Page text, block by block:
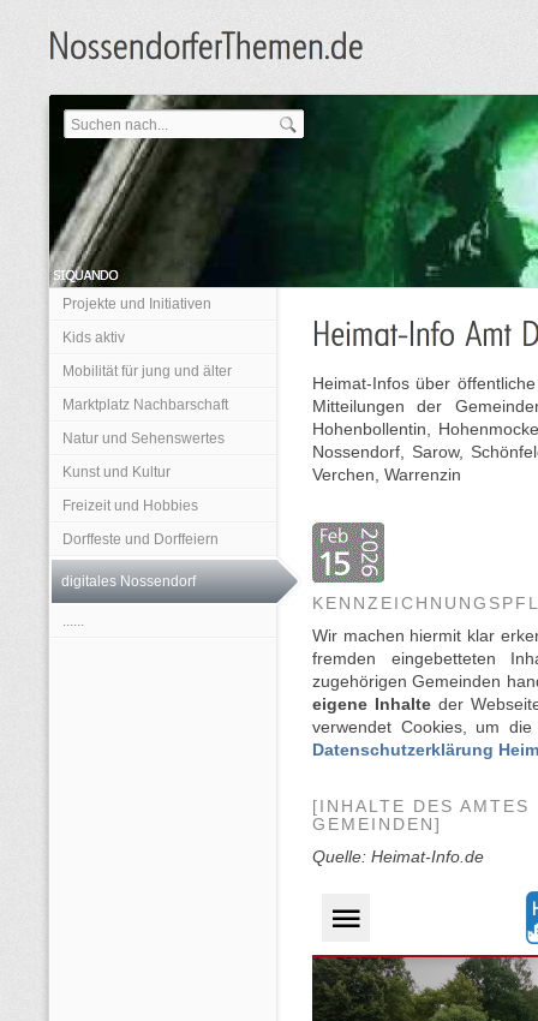
Projekte und Initiativen
Kids aktiv
Mobilität für jung und älter
Marktplatz Nachbarschaft
Natur und Sehenswertes
Kunst und Kultur
Freizeit und Hobbies
Dorffeste und Dorffeiern
digitales Nossendorf
......
Heimat-Infos über
Mitteilungen der
Hohenbollentin,
Nossendorf, Sarow,
Verchen, Warrenzin
Wir machen hiermit klar
fremden eingebetteten
zugehörigen Gemeinden
eigene Inhalte der
verwendet Cookies, um
Datenschutzerklärung
[INHALTE DES
GEMEINDEN]
Quelle: Heimat-Info.de